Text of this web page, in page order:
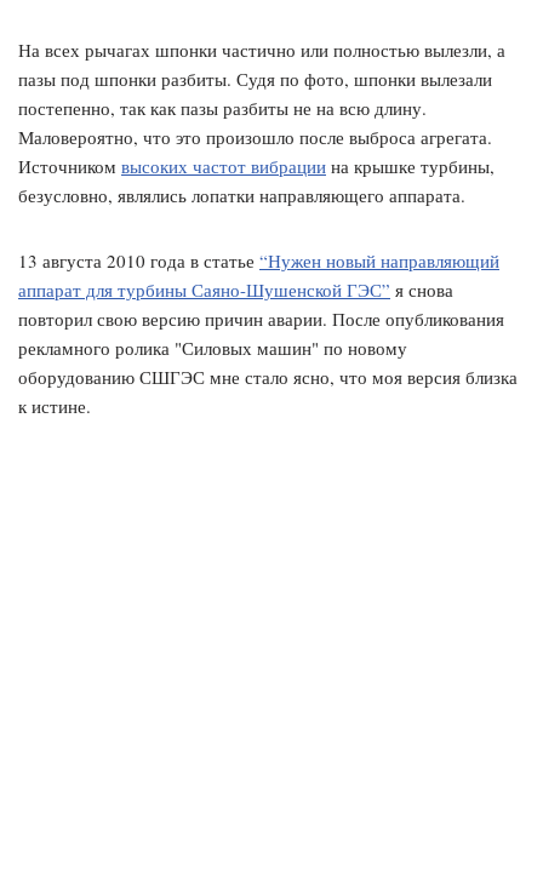
На всех рычагах шпонки частично или полностью вылезли, а
пазы под шпонки разбиты. Судя по фото, шпонки вылезали
постепенно, так как пазы разбиты не на всю длину.
Маловероятно, что это произошло после выброса агрегата.
Источником высоких частот вибрации на крышке турбины,
безусловно, являлись лопатки направляющего аппарата.
13 августа 2010 года в статье “Нужен новый направляющий
аппарат для турбины Саяно-Шушенской ГЭС” я снова
повторил свою версию причин аварии. После опубликования
рекламного ролика "Силовых машин" по новому
оборудованию СШГЭС мне стало ясно, что моя версия близка
к истине.